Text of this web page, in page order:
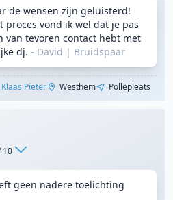
de wensen zijn geluisterd!
proces vond ik wel dat je pas
van tevoren contact hebt met
dj. - David | Bruidspaar
Klaas Pieter Westhem Pollepleats
10
geen nadere toelichting